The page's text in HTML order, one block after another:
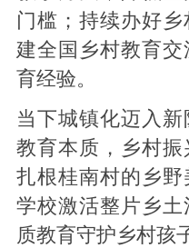
门槛；持续办好
建全国乡村教育
育经验。
当下城镇化迈入
教育本质，乡村
扎根桂南村的乡
学校激活整片乡
质教育守护乡村孩